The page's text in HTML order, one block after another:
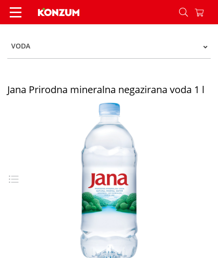
Jana Prirodna mineralna negazirana voda 1 l -
VODA
Jana Prirodna mineralna negazirana voda 1 l